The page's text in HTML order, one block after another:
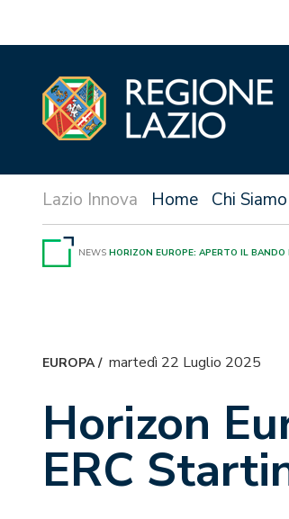
Home Chi Siamo
NEWS HORIZON EUROPE: APERTO IL
EUROPA/ martedì 22 Luglio 2025
Horizon
ERC